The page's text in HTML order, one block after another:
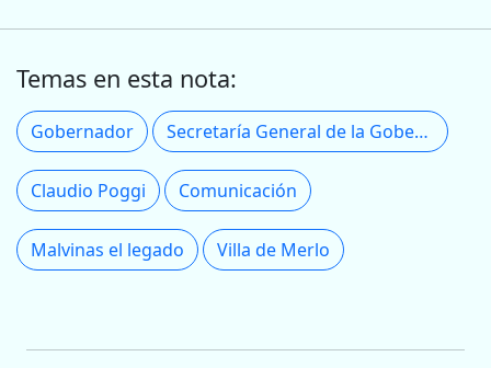
Temas en esta nota:
Gobernador Secretaría General de la Gobernación
Claudio Poggi Comunicación
Malvinas el legado Villa de Merlo